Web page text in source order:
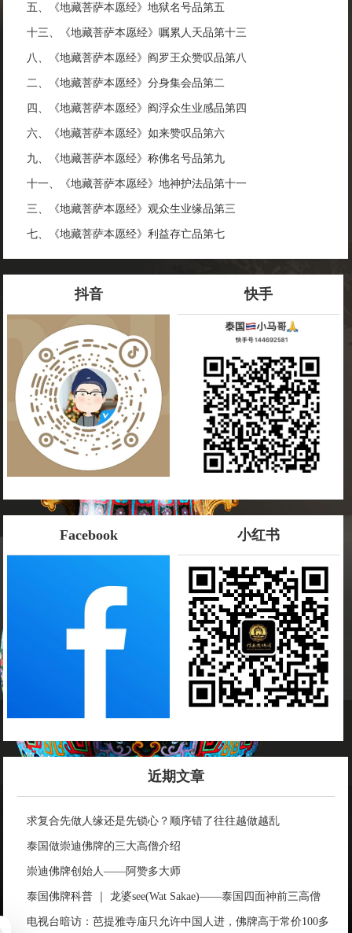
五、《地藏菩萨本愿经》地狱名号品第五
十三、《地藏菩萨本愿经》嘱累人天品第十三
八、《地藏菩萨本愿经》阎罗王众赞叹品第八
二、《地藏菩萨本愿经》分身集会品第二
四、《地藏菩萨本愿经》阎浮众生业感品第四
六、《地藏菩萨本愿经》如来赞叹品第六
九、《地藏菩萨本愿经》称佛名号品第九
十一、《地藏菩萨本愿经》地神护法品第十一
三、《地藏菩萨本愿经》观众生业缘品第三
七、《地藏菩萨本愿经》利益存亡品第七
抖音 快手
Facebook 小红书
近期文章
求复合先做人缘还是先锁心？顺序错了往往越做越乱
泰国做崇迪佛牌的三大高僧介绍
崇迪佛牌创始人——阿赞多大师
泰国佛牌科普 ｜ 龙婆see(Wat Sakae)——泰国四面神前三高僧
电视台暗访：芭提雅寺庙只允许中国人进，佛牌高于常价100多